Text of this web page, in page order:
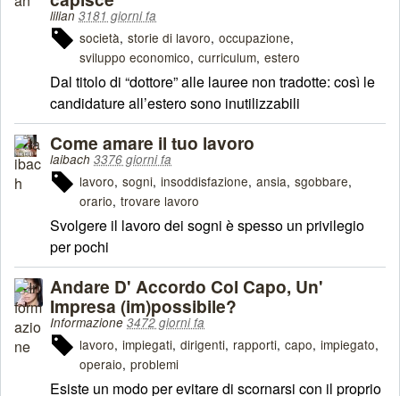
lilian 3181 giorni fa
società storie di lavoro occupazione
sviluppo economico curriculum estero
Dal titolo di “dottore” alle lauree non tradotte: così le
candidature all’estero sono inutilizzabili
Come amare il tuo lavoro
laibach 3376 giorni fa
lavoro sogni insoddisfazione ansia sgobbare
orario trovare lavoro
Svolgere il lavoro dei sogni è spesso un privilegio
per pochi
Andare D' Accordo Col Capo, Un'
Impresa (im)possibile?
Informazione 3472 giorni fa
lavoro impiegati dirigenti rapporti capo impiegato
operaio problemi
Esiste un modo per evitare di scornarsi con il proprio